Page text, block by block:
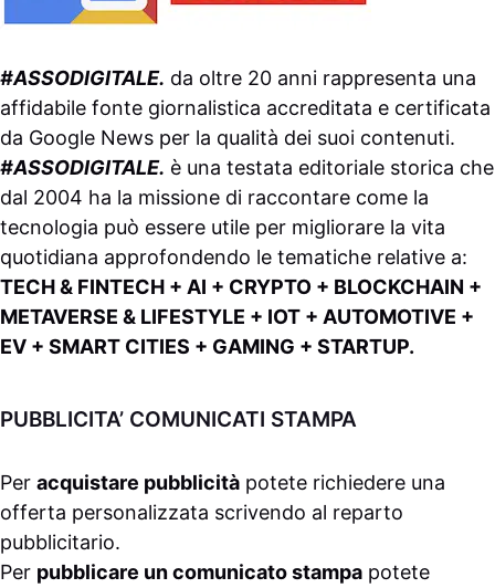
#ASSODIGITALE. da oltre 20 anni rappresenta una
affidabile fonte giornalistica accreditata e certificata
da Google News per la qualità dei suoi contenuti.
#ASSODIGITALE. è una testata editoriale storica che
dal 2004 ha la missione di raccontare come la
tecnologia può essere utile per migliorare la vita
quotidiana approfondendo le tematiche relative a:
TECH & FINTECH + AI + CRYPTO + BLOCKCHAIN +
METAVERSE & LIFESTYLE + IOT + AUTOMOTIVE +
EV + SMART CITIES + GAMING + STARTUP.
PUBBLICITA’ COMUNICATI STAMPA
Per acquistare pubblicità potete richiedere una
offerta personalizzata scrivendo al reparto
pubblicitario.
Per pubblicare un comunicato stampa potete